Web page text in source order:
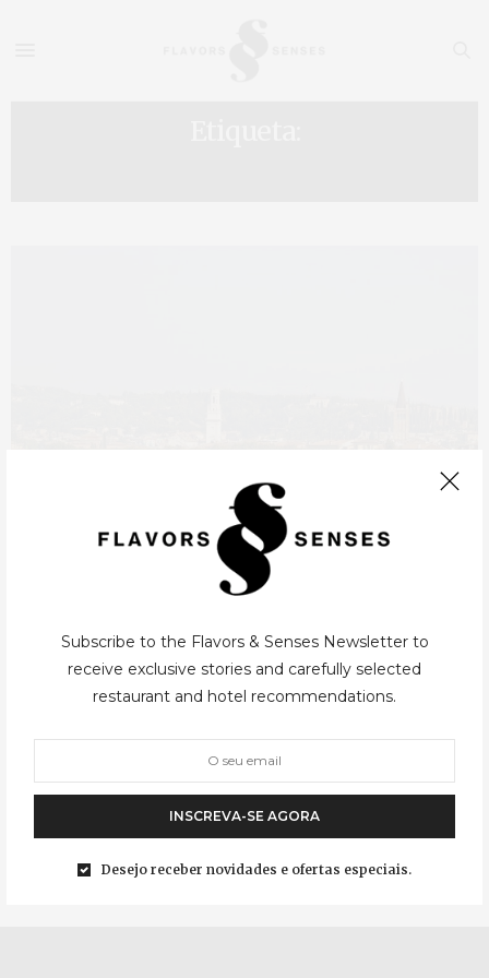
Subscribe to the Flavors & Senses Newsletter to
receive exclusive stories and carefully selected
restaurant and hotel recommendations.
INSCREVA-SE AGORA
Desejo receber novidades e ofertas especiais.
CIDADES, ITÁLIA 05/09/2015
se numa agradável surpresa bem acima das expectativas. Nao,
nao é por ser a cidade eternizada na obra Romeu e Julieta, ou no
filme…